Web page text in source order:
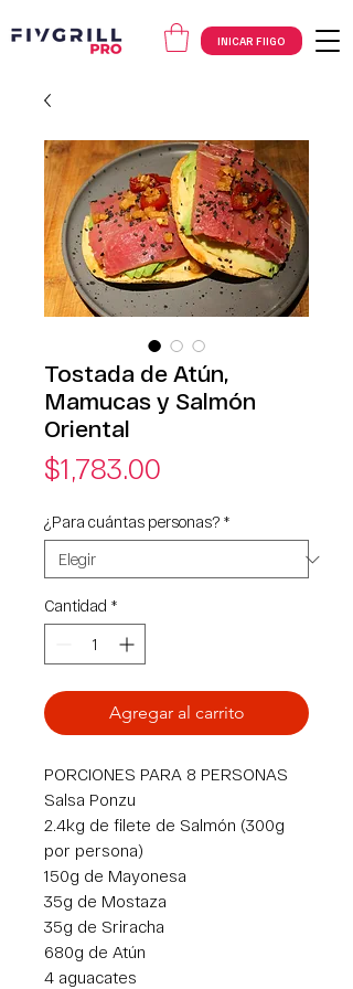
INICAR FIIGO
Tostada de Atún,
Mamucas y Salmón
Oriental
$1,783.00
¿Para cuántas personas? *
Cantidad *
Agregar al carrito
PORCIONES PARA 8 PERSONAS
Salsa Ponzu
2.4kg de filete de Salmón (300g
por persona)
150g de Mayonesa
35g de Mostaza
35g de Sriracha
680g de Atún
4 aguacates